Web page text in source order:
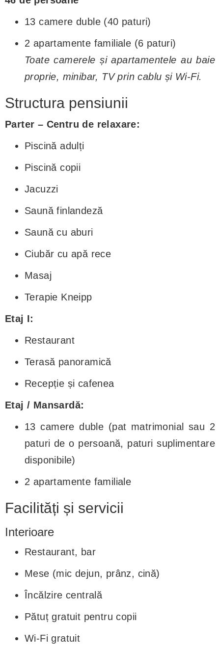
13 camere duble (40 paturi)
2 apartamente familiale (6 paturi)
Toate camerele și apartamentele au baie
proprie, minibar, TV prin cablu și Wi-Fi.
Structura pensiunii
Parter – Centru de relaxare:
Piscină adulți
Piscină copii
Jacuzzi
Saună finlandeză
Saună cu aburi
Ciubăr cu apă rece
Masaj
Terapie Kneipp
Etaj I:
Restaurant
Terasă panoramică
Recepție și cafenea
Etaj / Mansardă:
13 camere duble (pat matrimonial sau 2
paturi de o persoană, paturi suplimentare
disponibile)
2 apartamente familiale
Facilități și servicii
Interioare
Restaurant, bar
Mese (mic dejun, prânz, cină)
Încălzire centrală
Pătuț gratuit pentru copii
Wi-Fi gratuit